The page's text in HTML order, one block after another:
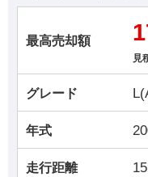
最高売却額
見
グレード
年式
走行距離